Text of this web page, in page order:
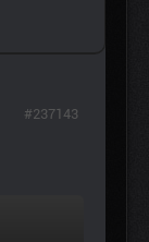
#237143